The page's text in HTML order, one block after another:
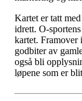
Kartet er tatt
idrett. O-
kartet. Framover
godbiter av
også bli
løpene som er